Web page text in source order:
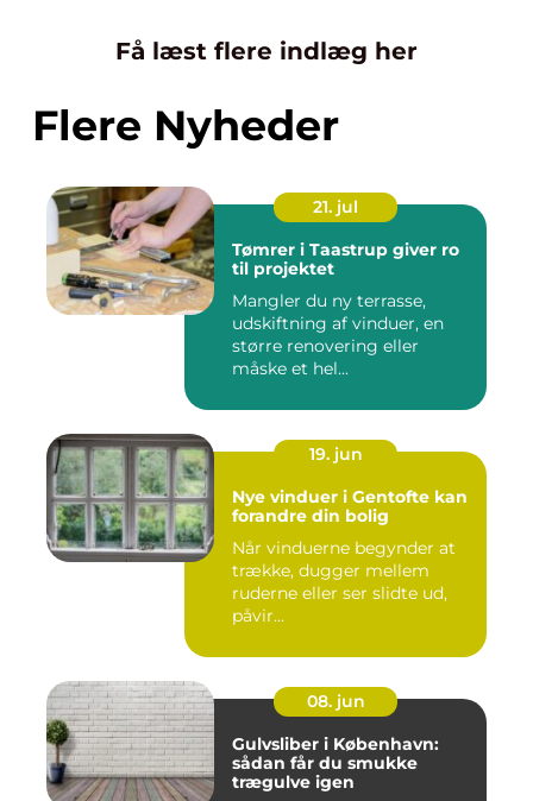
Få læst flere indlæg her
Flere Nyheder
21. jul
Tømrer i Taastrup giver ro
til projektet
Mangler du ny terrasse,
udskiftning af vinduer, en
større renovering eller
måske et hel...
19. jun
Nye vinduer i Gentofte kan
forandre din bolig
Når vinduerne begynder at
trække, dugger mellem
ruderne eller ser slidte ud,
påvir...
08. jun
Gulvsliber i København:
sådan får du smukke
trægulve igen